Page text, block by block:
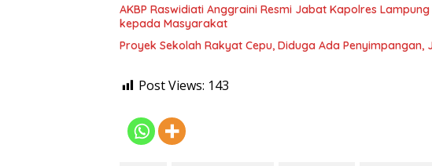
AKBP Raswidiati Anggraini Resmi Jabat Kapolres
kepada Masyarakat
Proyek Sekolah Rakyat Cepu, Diduga Ada Penyimpangan,
Post Views: 143